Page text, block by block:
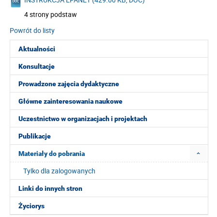
Aktualności
Konsultacje
Prowadzone zajęcia dydaktyczne
Główne zainteresowania naukowe
Uczestnictwo w organizacjach i projektach
Publikacje
Materiały do pobrania
Tylko dla zalogowanych
Linki do innych stron
Życiorys
4 strony podstaw
Powrót do listy